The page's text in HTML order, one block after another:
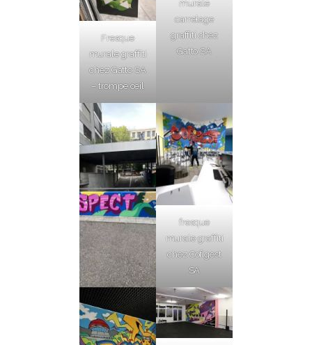
Fresque
murale graffiti
chez Gatto SA
– trompe oeil
murale
carrelage
graffiti chez
Gatto SA
fresque
murale graffiti
chez Cofigest
SA